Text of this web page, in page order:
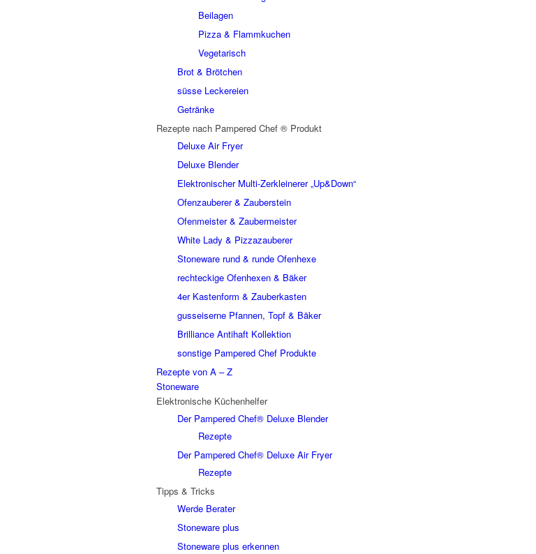
Beilagen
Pizza & Flammkuchen
Vegetarisch
Brot & Brötchen
süsse Leckereien
Getränke
Rezepte nach Pampered Chef ® Produkt
Deluxe Air Fryer
Deluxe Blender
Elektronischer Multi-Zerkleinerer „Up&Down“
Ofenzauberer & Zauberstein
Ofenmeister & Zaubermeister
White Lady & Pizzazauberer
Stoneware rund & runde Ofenhexe
rechteckige Ofenhexen & Bäker
4er Kastenform & Zauberkasten
gusseiserne Pfannen, Topf & Bäker
Brilliance Antihaft Kollektion
sonstige Pampered Chef Produkte
Rezepte von A – Z
Stoneware
Elektronische Küchenhelfer
Der Pampered Chef® Deluxe Blender
Rezepte
Der Pampered Chef® Deluxe Air Fryer
Rezepte
Tipps & Tricks
Werde Berater
Stoneware plus
Stoneware plus erkennen